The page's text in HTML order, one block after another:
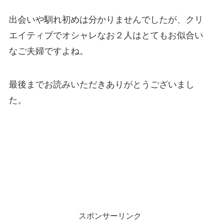
出会いや馴れ初めは分かりませんでしたが、クリ
エイティブでオシャレなお２人はとてもお似合い
なご夫婦ですよね。
最後までお読みいただきありがとうございまし
た。
スポンサーリンク